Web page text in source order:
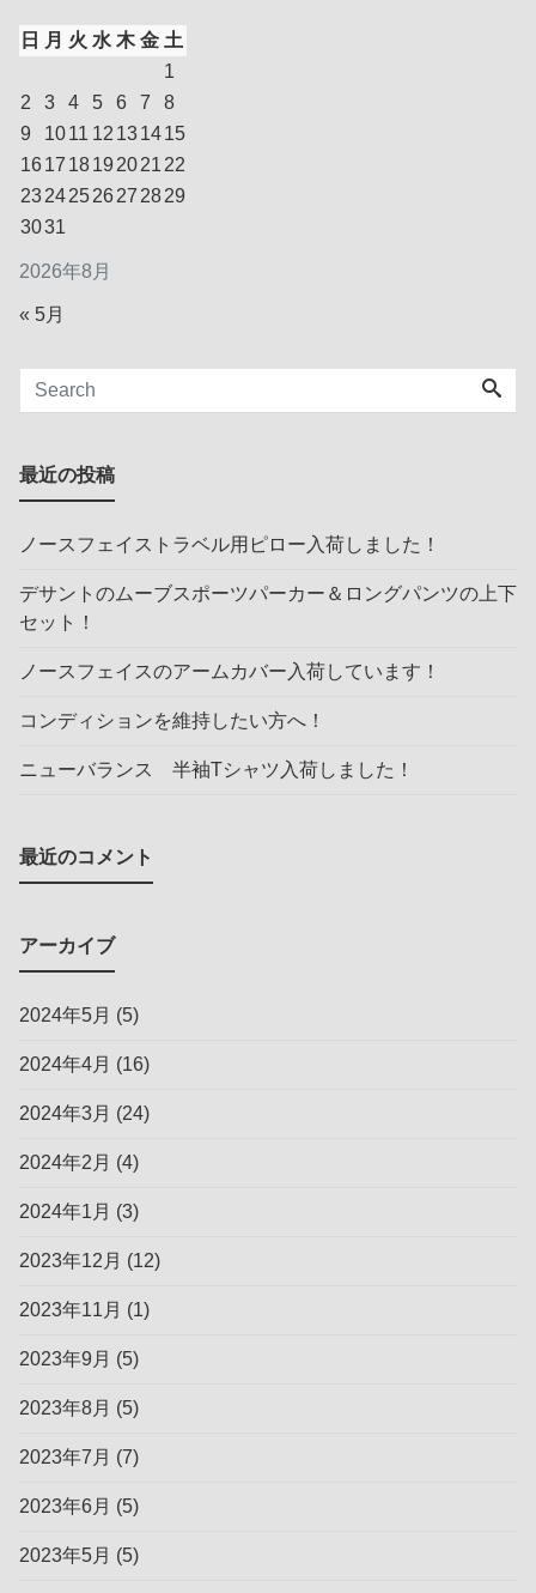
2026年8月
日 月 火 水 木 金 土
1
2
3 4 5 6 7
8
9
1011 12 131415
1617 1819 2021 22
2324252627 2829
3031
« 5月
最近の投稿
ノースフェイストラベル用ピロー入荷しました！
デサントのムーブスポーツパーカー＆ロングパンツの上下
セット！
ノースフェイスのアームカバー入荷しています！
コンディションを維持したい方へ！
ニューバランス 半袖Tシャツ入荷しました！
最近のコメント
アーカイブ
2024年5月 (5)
2024年4月 (16)
2024年3月 (24)
2024年2月 (4)
2024年1月 (3)
2023年12月 (12)
2023年11月 (1)
2023年9月 (5)
2023年8月 (5)
2023年7月 (7)
2023年6月 (5)
2023年5月 (5)